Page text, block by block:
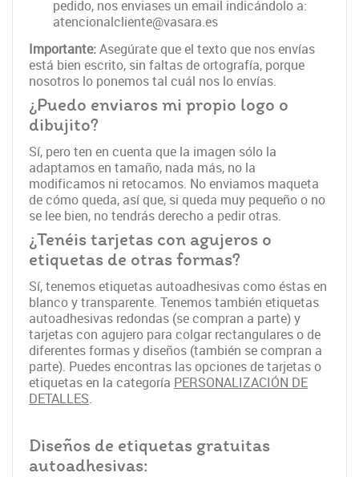
pedido, nos enviases un email indicándolo a:
atencionalcliente@vasara.es
Importante:Asegúrate que el texto que nos envías
está bien escrito, sin faltas de ortografía, porque
nosotros lo ponemos tal cuál nos lo envías.
¿Puedo enviaros mi propio logo o
dibujito?
Sí, pero ten en cuenta que la imagen sólo la
adaptamos en tamaño, nada más, no la
modificamos ni retocamos. No enviamos maqueta
de cómo queda, así que, si queda muy pequeño o no
se lee bien, no tendrás derecho a pedir otras.
¿Tenéis tarjetas con agujeros o
etiquetas de otras formas?
Sí, tenemos etiquetas autoadhesivas como éstas en
blanco y transparente. Tenemos también etiquetas
autoadhesivas redondas (se compran a parte) y
tarjetas con agujero para colgar rectangulares o de
diferentes formas y diseños (también se compran a
parte). Puedes encontras las opciones de tarjetas o
etiquetas en la categoría PERSONALIZACIÓN DE
DETALLES.
Diseños de etiquetas gratuitas
autoadhesivas: